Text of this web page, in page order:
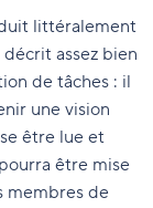
littéralement
assez bien
de tâches : il
une vision
être lue et
être mise
membres de